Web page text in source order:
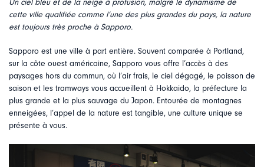
Un ciel bleu et de la neige à profusion, malgré le dynamisme de
cette ville qualifiée comme l’une des plus grandes du pays, la nature
est toujours très proche à Sapporo.
Sapporo est une ville à part entière. Souvent comparée à Portland,
sur la côte ouest américaine, Sapporo vous offre l’accès à des
paysages hors du commun, où l’air frais, le ciel dégagé, le poisson de
saison et les tramways vous accueillent à Hokkaido, la préfecture la
plus grande et la plus sauvage du Japon. Entourée de montagnes
enneigées, l’appel de la nature est tangible, une culture unique se
présente à vous.